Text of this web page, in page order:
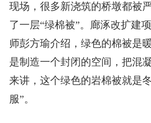
现场，很多新浇筑的桥墩都被
了一层“绿棉被”。廊涿改扩建
师彭方瑜介绍，绿色的棉被是
是制造一个封闭的空间，把混
来讲，这个绿色的岩棉被就是
服”。